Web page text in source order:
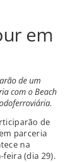
em
de um
com o Beach
de
parceria
na
(dia 29).